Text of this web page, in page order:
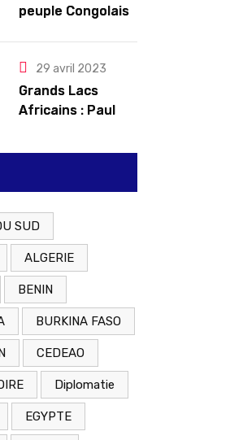
peuple Congolais
par le Rwanda
29 avril 2023
Grands Lacs
Africains : Paul
redorer le blason
SUD
ALGERIE
BENIN
BURKINA FASO
CEDEAO
Diplomatie
EGYPTE